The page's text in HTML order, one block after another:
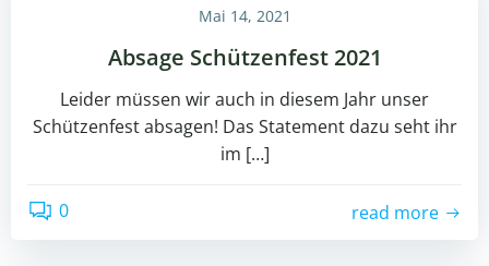
Mai 14, 2021
Absage Schützenfest 2021
Leider müssen wir auch in diesem Jahr unser
Schützenfest absagen! Das Statement dazu seht ihr
im […]
0 read more